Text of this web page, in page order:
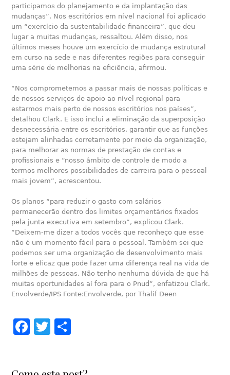
participamos do planejamento e da implantação das
mudanças”. Nos escritórios em nível nacional foi aplicado
um “exercício da sustentabilidade financeira”, que deu
lugar a muitas mudanças, ressaltou. Além disso, nos
últimos meses houve um exercício de mudança estrutural
em curso na sede e nas diferentes regiões para conseguir
uma série de melhorias na eficiência, afirmou.
“Nos comprometemos a passar mais de nossas políticas e
de nossos serviços de apoio ao nível regional para
estarmos mais perto de nossos escritórios nos países”,
detalhou Clark. E isso inclui a eliminação da superposição
desnecessária entre os escritórios, garantir que as funções
estejam alinhadas corretamente por meio da organização,
para melhorar as normas de prestação de contas e
profissionais e “nosso âmbito de controle de modo a
termos melhores possibilidades de carreira para o pessoal
mais jovem”, acrescentou.
Os planos “para reduzir o gasto com salários
permanecerão dentro dos limites orçamentários fixados
pela junta executiva em setembro”, explicou Clark.
“Deixem-me dizer a todos vocês que reconheço que esse
não é um momento fácil para o pessoal. Também sei que
podemos ser uma organização de desenvolvimento mais
forte e eficaz que pode fazer uma diferença real na vida de
milhões de pessoas. Não tenho nenhuma dúvida de que há
muitas oportunidades aí fora para o Pnud”, enfatizou Clark.
Envolverde/IPS Fonte:Envolverde, por Thalif Deen
Facebook
Twitter